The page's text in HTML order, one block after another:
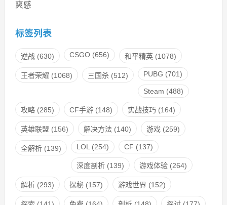
爽感
标签列表
逆战(630) CSGO(656) 和平精英(1078)
王者荣耀 (1068) 三国杀(512) PUBG (701)
Steam (488)
攻略(285) CF手游(148) 实战技巧(164)
英雄联盟 (156) 解决方法 (140) 游戏 (259)
全解析(139) LOL (254) CF (137)
深度剖析(139) 游戏体验(264)
解析(293) 探秘(157) 游戏世界(152)